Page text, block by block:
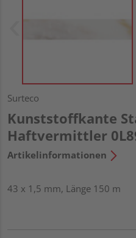
Surteco
Kunststoffkante
Haftvermittler
Artikelinformationen
43 x 1,5 mm, Länge 150 m